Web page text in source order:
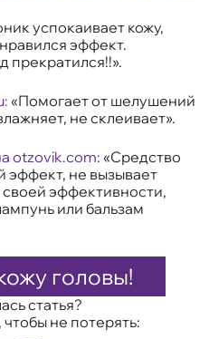
успокаивает кожу,
эффект.
прекратился!!».
«Помогает от шелушений
не склеивает».
otzovik.com: «Средство
эффект, не вызывает
эффективности,
или бальзам
головы!
статья?
не потерять: